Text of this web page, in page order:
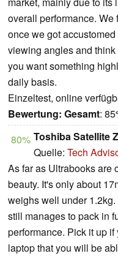
overall performance. We
once we got
viewing angles and
you want something
daily basis.
Einzeltest, online
Bewertung: Gesamt:
80% Toshiba Satellite
Quelle: Tech
As far as Ultrabooks are
beauty. It's only about
weighs well under
still manages to pack in
performance. Pick it up
laptop that you will be